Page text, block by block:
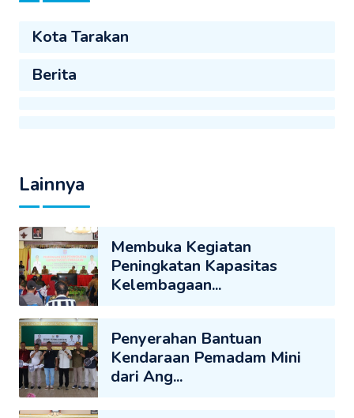
Kota Tarakan
Berita
Lainnya
Membuka Kegiatan
Peningkatan Kapasitas
Kelembagaan...
Penyerahan Bantuan
Kendaraan Pemadam Mini
dari Ang...